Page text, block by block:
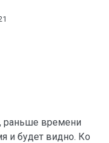
раньше времени
и будет видно. Ко